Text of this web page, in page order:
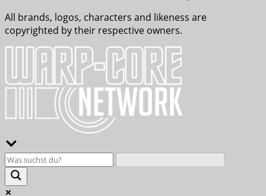
All brands, logos, characters and likeness are
copyrighted by their respective owners.